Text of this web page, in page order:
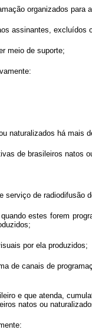
organizados para
assinantes,
meio de suporte;
naturalizados há mais
de brasileiros natos
serviço de radiodifusão
estes forem
por ela produzidos;
de canais de
e que atenda,
natos ou